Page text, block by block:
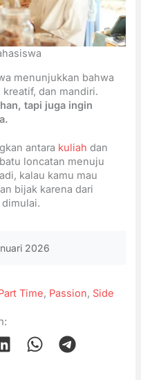
menunjukkan bahwa
dan mandiri.
tapi juga ingin
antara kuliah dan
loncatan menuju
kalau kamu mau
bijak karena dari
2026
Time, Passion, Side